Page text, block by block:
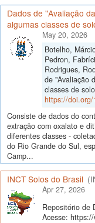
Dados de "Avaliação
algumas classes de
May 20, 2026
Botelho,
Pedron,
Rodrigues,
de "Avaliação
classes de
https://doi.org/
Consiste de dados do
extração com oxalato e
diferentes classes -
do Rio Grande do Sul,
Camp...
INCT Solos do Brasil
Apr 27, 2026
Repositório de
Acesse: